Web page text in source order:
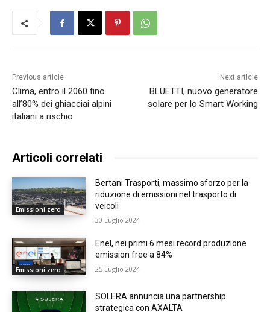
Previous article
Clima, entro il 2060 fino
all’80% dei ghiacciai alpini
italiani a rischio
Next article
BLUETTI, nuovo generatore
solare per lo Smart Working
Articoli correlati
Emissioni zero
Bertani Trasporti, massimo sforzo per la
riduzione di emissioni nel trasporto di
veicoli
30 Luglio 2024
Emissioni zero
Enel, nei primi 6 mesi record produzione
emission free a 84%
25 Luglio 2024
SOLERA annuncia una partnership
strategica con AXALTA